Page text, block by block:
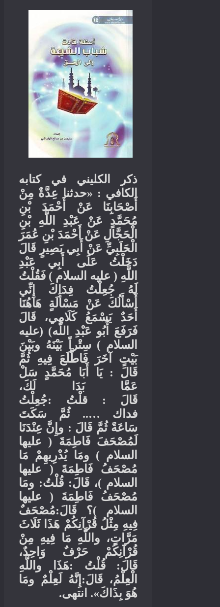
ذكر الكليني في كتابه
الكافي : «حدثنا عِدَّةٌ مِنْ
أَصْحَابِنَا عَنْ أَحْمَدَ بْنِ
مُحَمَّدٍ عَنْ عَبْدِ اللَّهِ بْنِ
الْحَجَّالِ عَنْ أَحْمَدَ بْنِ عُمَرَ
الْحَلَبِيِّ عَنْ أَبِي بَصِيرٍ قَالَ
دَخَلْتُ عَلَى أَبِي عَبْدِ
اللَّهِ ( عليه السلام ) فَقُلْتُ
لَهُ جُعِلْتُ فِدَاكَ إِنِّي
أَسْأَلُكَ عَنْ مَسْأَلَةٍ هَاهُنَا
أَحَدٌ يَسْمَعُ كَلَامِي، قَالَ
فَرَفَعَ أَبُو عَبْدِ اللَّه) (عليه
السلام ) سِتْراً بَيْنَهُ وبَيْنَ
بَيْتٍ آخَرَ فَاطَّلَعَ فِيهِ ثُمَّ
قَالَ :يَا أَبَا مُحَمَّدٍ سَلْ
عَمَّا بَدَا لَكَ،
قَالَ :قلْتُ :جُعِلْتُ
فداك ….. ثُمَّ سَكَتَ
سَاعَةً ثُمَّ قَالَ : وإِنَّ عِنْدَنَا
لَمُصْحَفَ فَاطِمَةَ ( عليها
السلام ) ومَا يُدْرِيهِمْ مَا
مُصْحَفُ فَاطِمَةَ ( عليها
السلام )، قَالَ: قُلْتُ: ومَا
مُصْحَفُ فَاطِمَةَ ( عليها
السلام)؟ قَالَ:مُصْحَفٌ
فِيهِ مِثْلُ قُرْآنِكُمْ هَذَا ثَلَاثَ
مَرَّاتٍ، واللَّهِ مَا فِيهِ مِنْ
قُرْآنِكُمْ حَرْفٌ وَاحِدٌ،
قَالَ:قُلْتُ :هَذَا واللَّهِ
الْعِلْمُ، قَالَ: إِنَّهُ لَعِلْمٌ ومَا
هُوَ بِذَاكَ». انتهى.